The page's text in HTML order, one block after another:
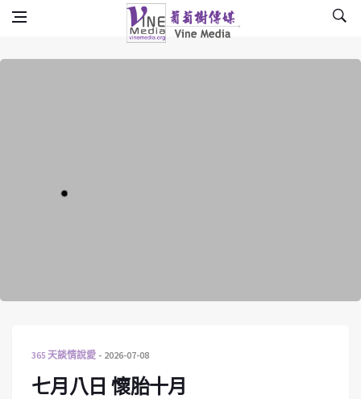
Vine Media
葡萄樹傳媒
365 天談情說愛 2026-07-08
七月八日 懷胎十月